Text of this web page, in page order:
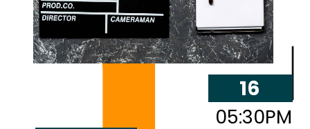
16
05:30PM